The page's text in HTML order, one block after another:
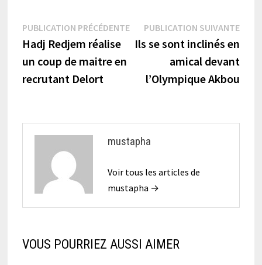
Navigation
de
l’article
PUBLICATION PRÉCÉDENTEPublication
précédente :
Hadj Redjem réalise
un coup de maitre en
recrutant Delort
PUBLICATION SUIVANTE
Ils se sont inclinés en
amical devant
l’Olympique Akbou
mustapha
Voir tous les articles de
mustapha →
VOUS POURRIEZ AUSSI AIMER